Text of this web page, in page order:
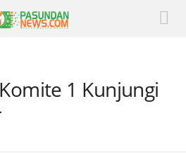
1 Kunjungi